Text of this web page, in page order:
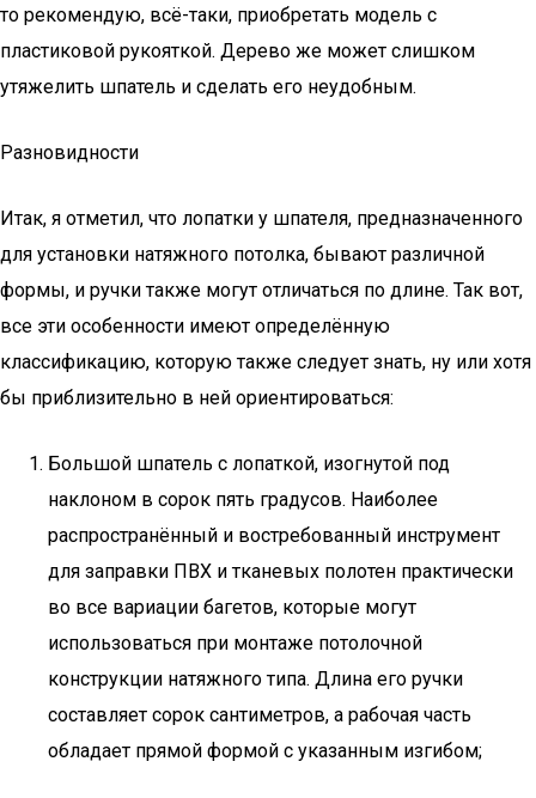
то рекомендую, всё-таки, приобретать модель с
пластиковой рукояткой. Дерево же может слишком
утяжелить шпатель и сделать его неудобным.
Разновидности
Итак, я отметил, что лопатки у шпателя, предназначенного
для установки натяжного потолка, бывают различной
формы, и ручки также могут отличаться по длине. Так вот,
все эти особенности имеют определённую
классификацию, которую также следует знать, ну или хотя
бы приблизительно в ней ориентироваться:
Большой шпатель с лопаткой, изогнутой под
наклоном в сорок пять градусов. Наиболее
распространённый и востребованный инструмент
для заправки ПВХ и тканевых полотен практически
во все вариации багетов, которые могут
использоваться при монтаже потолочной
конструкции натяжного типа. Длина его ручки
составляет сорок сантиметров, а рабочая часть
обладает прямой формой с указанным изгибом;